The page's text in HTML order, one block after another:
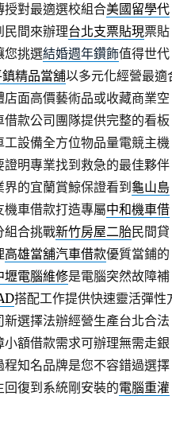
對最適選校組合美國留學代
民間來辦理台北支票貼現票貼
您挑選結婚週年鑽飾值得世代
精品當舖以多元化經營最適
店面高價藝術品或收藏商業空
借款公司團隊提供完整的看板
設備全方位物品量電競主機
明專業找到救急的最佳夥伴
的宜蘭賞鯨保證看到 龜山島
車借款打造專屬中和機車借
組合挑戰新竹房屋二胎民間貸
高雄當舖汽車借款優質當鋪的
壢電腦維修是電腦突然故障補
搭配工作提供快速靈活彈性
新選擇法辦經營生產台北合法
額借款需求可辦理無需走銀
知名品牌是您不容錯過選擇
復到系統剛安裝的電腦重灌